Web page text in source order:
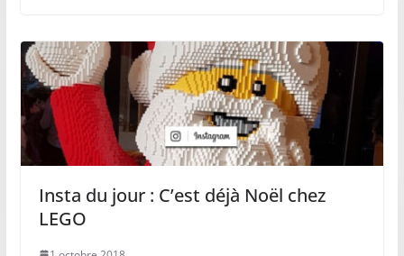
Insta du jour : C’est déjà Noël chez
LEGO